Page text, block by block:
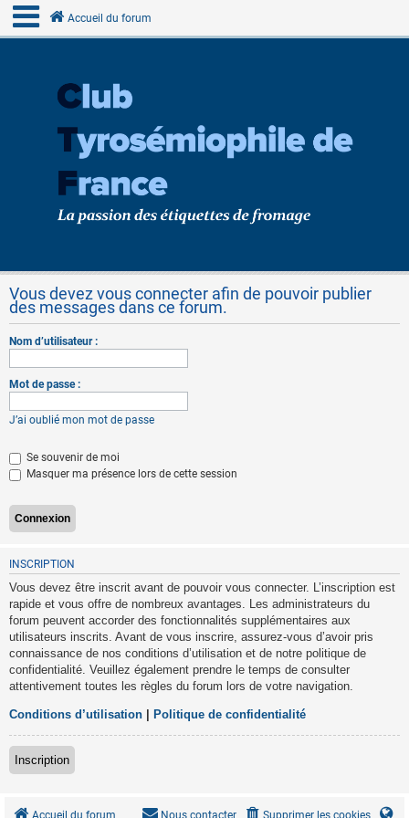
Accueil du forum
Vous devez vous connecter afin de pouvoir publier
des messages dans ce forum.
Nom d’utilisateur :
Mot de passe :
J’ai oublié mon mot de passe
Se souvenir de moi
Masquer ma présence lors de cette session
INSCRIPTION
Vous devez être inscrit avant de pouvoir vous connecter. L’inscription est
rapide et vous offre de nombreux avantages. Les administrateurs du
forum peuvent accorder des fonctionnalités supplémentaires aux
utilisateurs inscrits. Avant de vous inscrire, assurez-vous d’avoir pris
connaissance de nos conditions d’utilisation et de notre politique de
confidentialité. Veuillez également prendre le temps de consulter
attentivement toutes les règles du forum lors de votre navigation.
Conditions d’utilisation Politique de confidentialité
Inscription